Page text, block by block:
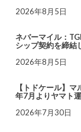
2026年8月5日
ネバーマイル：
シップ契約を締結
2026年8月5日
【トドケール】
年7月よりヤマト
2026年7月30日